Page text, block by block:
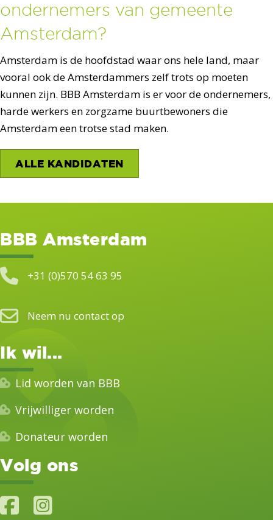
ondernemers van gemeente
Amsterdam?
Amsterdam is de hoofdstad waar ons hele land, maar
vooral ook de Amsterdammers zelf trots op moeten
kunnen zijn. BBB Amsterdam is er voor de ondernemers,
harde werkers en zorgzame buurtbewoners die
Amsterdam een trotse stad maken.
ALLE KANDIDATEN
BBB Amsterdam
+31 (0)570 54 63 95
Neem nu contact op
Ik wil...
Lid worden van BBB
Vrijwilliger worden
Donateur worden
Volg ons